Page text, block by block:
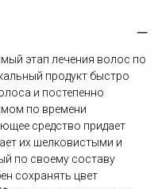
этап лечения волос по
продукт быстро
и постепенно
по времени
средство придает
их шелковистыми и
по своему составу
сохранять цвет